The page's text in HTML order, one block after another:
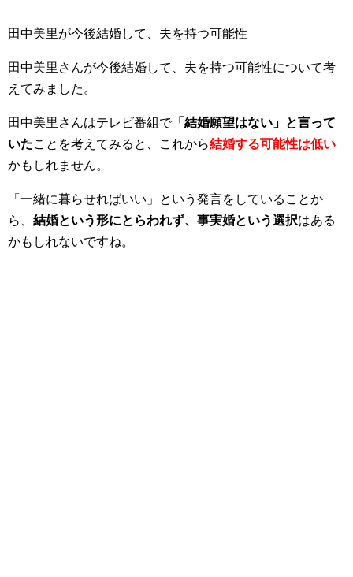
田中美里が今後結婚して、夫を持つ可能性
田中美里さんが今後結婚して、夫を持つ可能性について考
えてみました。
田中美里さんはテレビ番組で「結婚願望はない」と言って
いたことを考えてみると、これから結婚する可能性は低い
かもしれません。
「一緒に暮らせればいい」という発言をしていることか
ら、 結婚という形にとらわれず、事実婚という選択はある
かもしれないですね。